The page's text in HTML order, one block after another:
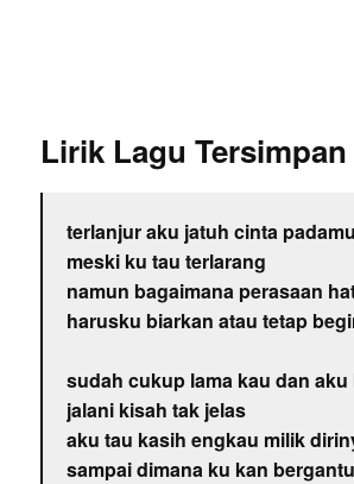
Lirik Lagu Tersimpan
terlanjur aku jatuh cinta padamu
meski ku tau terlarang
namun bagaimana perasaan
harusku biarkan atau tetap
sudah cukup lama kau dan aku
jalani kisah tak jelas
aku tau kasih engkau milik
sampai dimana ku kan